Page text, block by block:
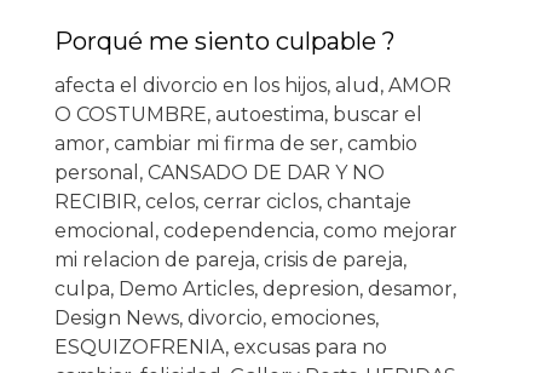
Porqué me siento culpable ?
afecta el divorcio en los hijos, alud , AMOR
O COSTUMBRE, autoestima, buscar el
amor, cambiar mi firma de ser, cambio
personal , CANSADO DE DAR Y NO
RECIBIR, celos, cerrar ciclos, chantaje
emocional , codependencia, como mejorar
mi relacion de pareja, crisis de pareja,
culpa, Demo Articles, depresion, desamor,
Design News, divorcio, emociones,
ESQUIZOFRENIA, excusas para no